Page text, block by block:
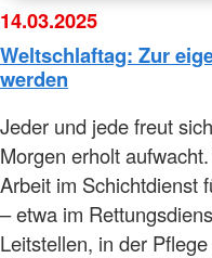
14.03.2025
Weltschlaftag: Zur
werden
Jeder und jede freut
Morgen erholt
Arbeit im Schichtdienst
– etwa im
Leitstellen, in der